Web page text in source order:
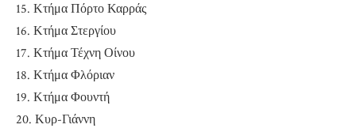
15. Κτήμα Πόρτο Καρράς
16. Κτήμα Στεργίου
17. Κτήμα Τέχνη Οίνου
18. Κτήμα Φλόριαν
19. Κτήμα Φουντή
20. Κυρ-Γιάννη